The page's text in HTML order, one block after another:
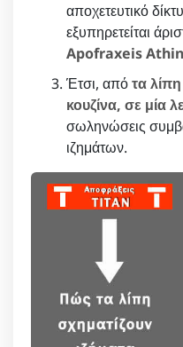
αποχετευτικό
εξυπηρετείται
Apofraxeis
Έτσι, απότα
κουζίνα, σε μία
σωληνώσεις
ιζημάτων.